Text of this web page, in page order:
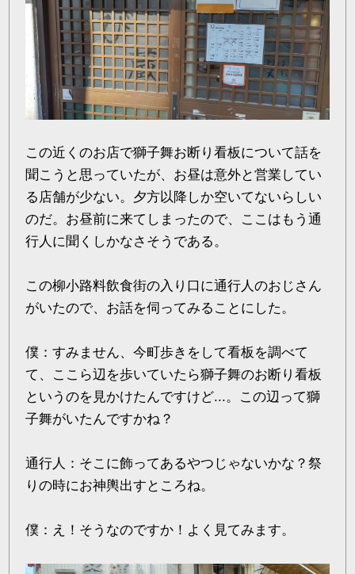
この近くのお店で獅子舞お断り看板について話を
聞こうと思っていたが、お昼は意外と営業してい
る店舗が少ない。夕方以降しか空いてないらしい
のだ。お昼前に来てしまったので、ここはもう通
行人に聞くしかなさそうである。
この柳小路料飲食街の入り口に通行人のおじさん
がいたので、お話を伺ってみることにした。
僕：すみません、今町歩きをして看板を調べて
て、ここら辺を歩いていたら獅子舞のお断り看板
というのを見かけたんですけど...。この辺って獅
子舞がいたんですかね？
通行人：そこに飾ってあるやつじゃないかな？祭
りの時にお神輿出すところね。
僕：え！そうなのですか！よく見てみます。